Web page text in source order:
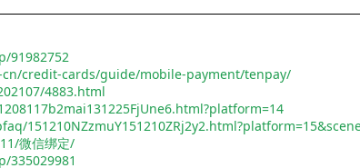
91982752
credit-cards/guide/mobile-payment/tenpay/
4883.html
微信绑定/
335029981